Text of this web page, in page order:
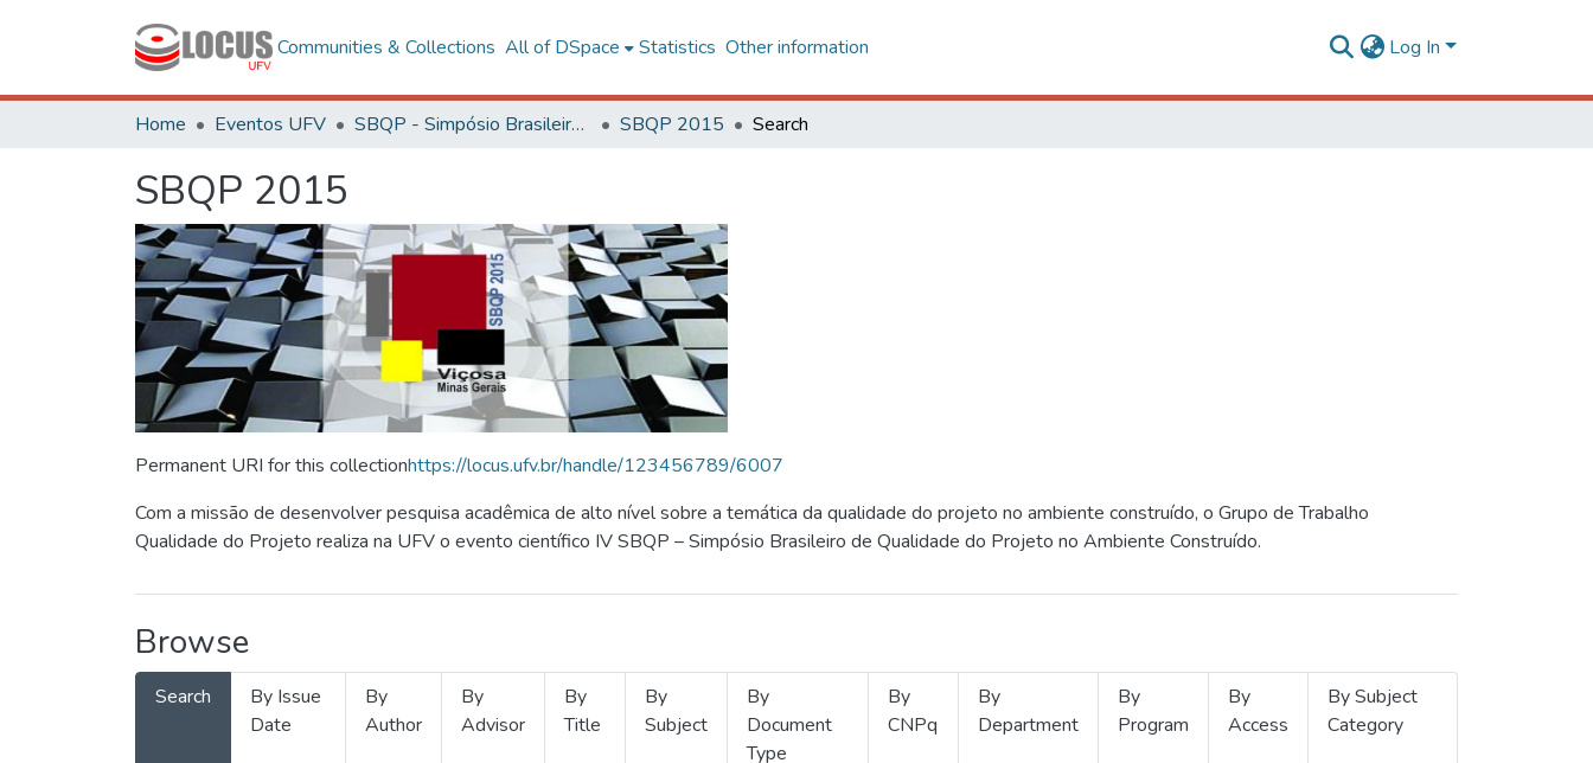
Communities & Collections All of DSpace Statistics Other information Log In
Home Eventos UFV SBQP - Simpósio Brasileiro de Qualidade do Projeto no Ambiente Construído SBQP 2015 Search
SBQP 2015
Permanent URI for this collectionhttps://locus.ufv.br/handle/123456789/6007
Com a missão de desenvolver pesquisa acadêmica de alto nível sobre a temática da qualidade do projeto no ambiente construído, o Grupo de Trabalho
Qualidade do Projeto realiza na UFV o evento científico IV SBQP – Simpósio Brasileiro de Qualidade do Projeto no Ambiente Construído.
Browse
Search
By Issue
Date
By
Author
By
Advisor
By
Title
By
Subject
By
Document
Type
By
CNPq
By
Department
By
Program
By
Access
By Subject
Category